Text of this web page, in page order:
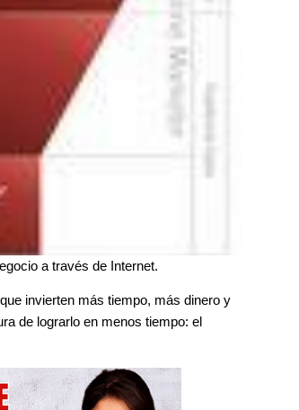
a través de Internet.
invierten más tiempo, más dinero y
de lograrlo en menos tiempo: el